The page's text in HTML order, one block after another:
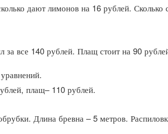
дают лимонов на 16 рублей.
за все 140 рублей. Плащ стоит на 90
плащ– 110 рублей.
Длина бревна – 5 метров.